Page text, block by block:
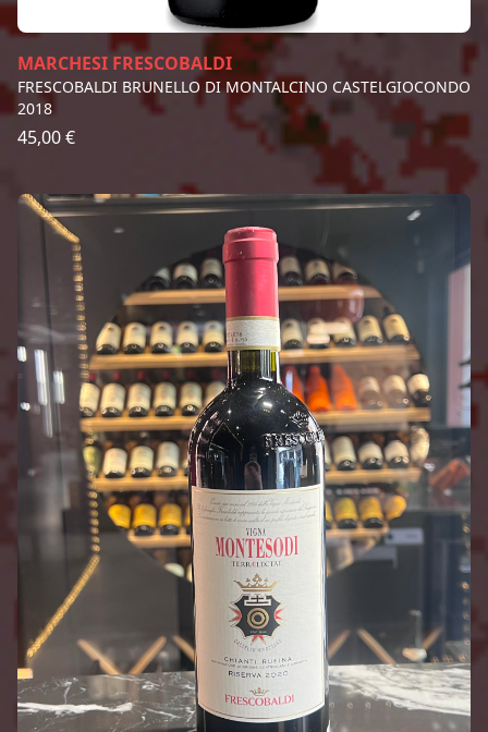
MARCHESI FRESCOBALDI
FRESCOBALDI BRUNELLO DI MONTALCINO CASTELGIOCONDO
2018
45,00 €